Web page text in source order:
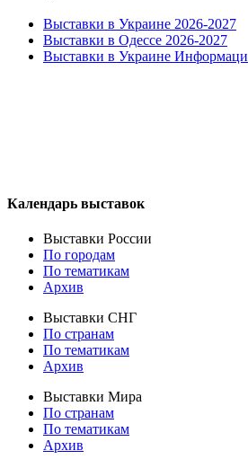
Выставки в Украине 2026-2027
Выставки в Одессе 2026-2027
Выставки в Украине
Календарь выставок
Выставки России
По городам
По тематикам
Архив
Выставки СНГ
По странам
По тематикам
Архив
Выставки Мира
По странам
По тематикам
Архив